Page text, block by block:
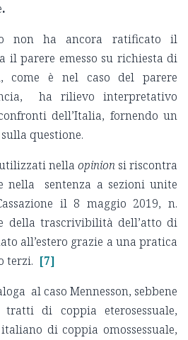
.
non ha ancora ratificato il
parere emesso su richiesta di
come è nel caso del parere
ha rilievo interpretativo
dell’Italia, fornendo un
questione.
nella opinionsi riscontra
sentenza a sezioni unite
il 8 maggio 2019, n.
della trascrivibilità dell’atto di
all’estero grazie a una pratica
terzi. [7]
al caso Mennesson, sebbene
di coppia eterosessuale,
di coppia omossessuale,